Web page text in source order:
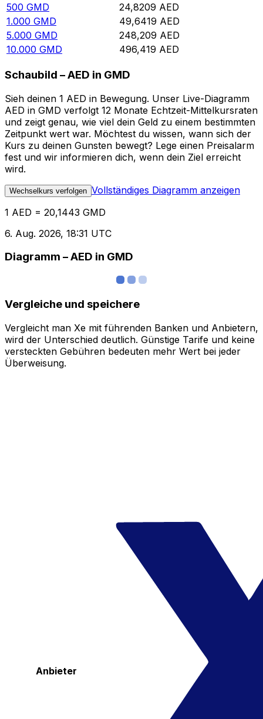
500 GMD 24,8209 AED
1.000 GMD 49,6419 AED
5.000 GMD 248,209 AED
10.000 GMD 496,419 AED
Schaubild – AED in GMD
Sieh deinen 1 AED in Bewegung. Unser Live-Diagramm
AED in GMD verfolgt 12 Monate Echtzeit-Mittelkursraten
und zeigt genau, wie viel dein Geld zu einem bestimmten
Zeitpunkt wert war. Möchtest du wissen, wann sich der
Kurs zu deinen Gunsten bewegt? Lege einen Preisalarm
fest und wir informieren dich, wenn dein Ziel erreicht
wird.
Wechselkurs verfolgen Vollständiges Diagramm anzeigen
1 AED = 20,1443 GMD
6. Aug. 2026, 18:31 UTC
Diagramm – AED in GMD
Vergleiche und speichere
Vergleicht man Xe mit führenden Banken und Anbietern,
wird der Unterschied deutlich. Günstige Tarife und keine
versteckten Gebühren bedeuten mehr Wert bei jeder
Überweisung.
Anbieter